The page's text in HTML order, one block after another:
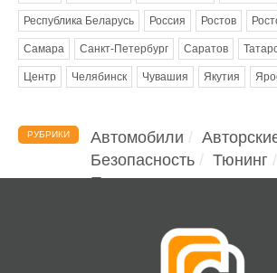
Республика Беларусь Россия Ростов
Самара Санкт-Петербург Саратов
Центр Челябинск Чувашия Якутия
РУБРИКИ Автомобили
Безопасность
Тюнинг
Помощь водителю